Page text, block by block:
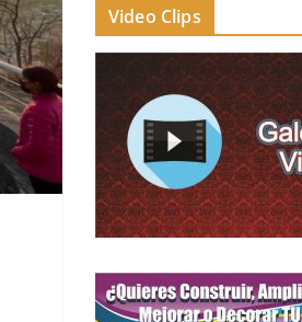
Video Clips